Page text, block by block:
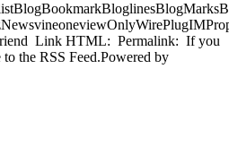
Link HTML: Permalink: If you
the RSS Feed.Powered by